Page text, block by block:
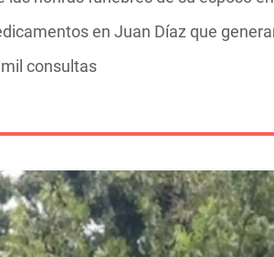
en Juan Díaz que
consultas